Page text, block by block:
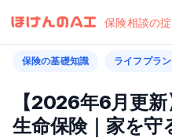
保険相談の掟
保険の基礎知識 ライフプラ
【2026年6月更
生命保険｜家を守